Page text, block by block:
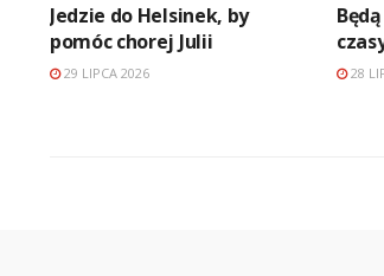
Jedzie do Helsinek, by
pomóc chorej Julii
29 LIPCA 2026 28